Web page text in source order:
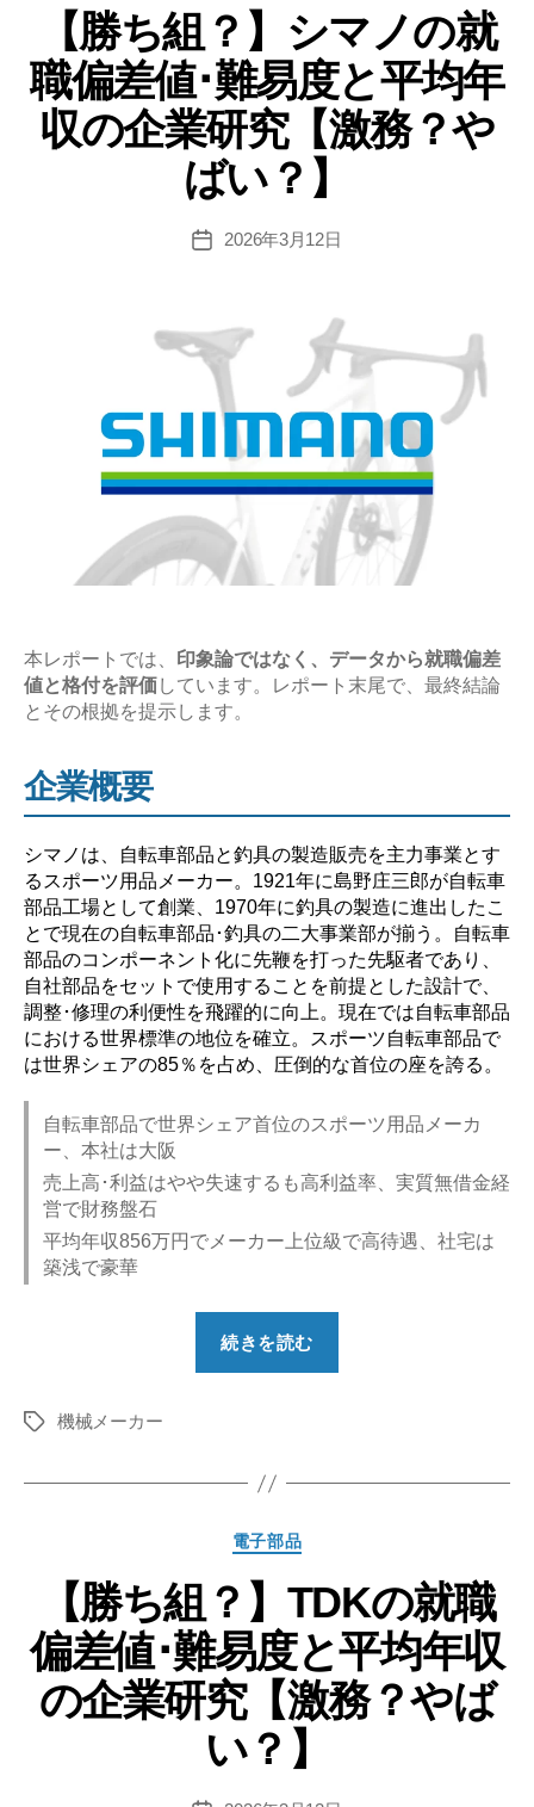
所
の
就
職
値･
度
年
収
の
企
究
【激
い？】”
ー
【勝ち組？】シマノの就
職偏差値･難易度と平均年
収の企業研究【激務？や
ばい？】
投
2026年3月12日
本レポートでは、 印象論ではなく、データから就職偏差
値と格付を評価しています。レポート末尾で、最終結論
とその根拠を提示します。
企業概要
シマノは、自転車部品と釣具の製造販売を主力事業とす
るスポーツ用品メーカー。1921年に島野庄三郎が自転車
部品工場として創業、1970年に釣具の製造に進出したこ
とで現在の自転車部品･釣具の二大事業部が揃う。自転車
部品のコンポーネント化に先鞭を打った先駆者であり、
自社部品をセットで使用することを前提とした設計で、
調整･修理の利便性を飛躍的に向上。現在では自転車部品
における世界標準の地位を確立。スポーツ自転車部品で
は世界シェアの85％を占め、圧倒的な首位の座を誇る。
自転車部品で世界シェア首位のスポーツ用品メーカ
ー、本社は大阪
売上高･利益はやや失速するも高利益率、実質無借金経
営で財務盤石
平均年収856万円でメーカー上位級で高待遇、社宅は
築浅で豪華
続きを読む
ノ
職
偏
差
値･
難
タ
機械メーカー
カ
ー
電子部品
【勝ち組？】TDKの就職
偏差値･難易度と平均年収
の企業研究【激務？やば
い？】